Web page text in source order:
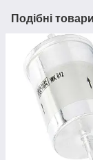
Подібні